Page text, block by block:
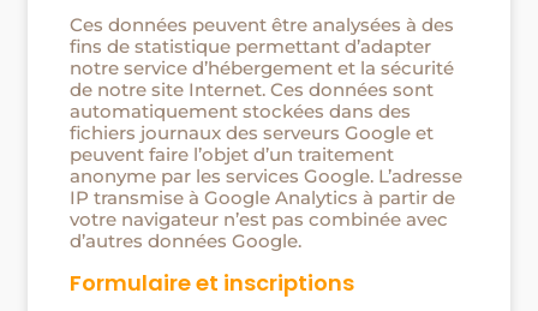
Ces données peuvent être analysées à des
fins de statistique permettant d’adapter
notre service d’hébergement et la sécurité
de notre site Internet. Ces données sont
automatiquement stockées dans des
fichiers journaux des serveurs Google et
peuvent faire l’objet d’un traitement
anonyme par les services Google. L’adresse
IP transmise à Google Analytics à partir de
votre navigateur n’est pas combinée avec
d’autres données Google.
Formulaire et inscriptions